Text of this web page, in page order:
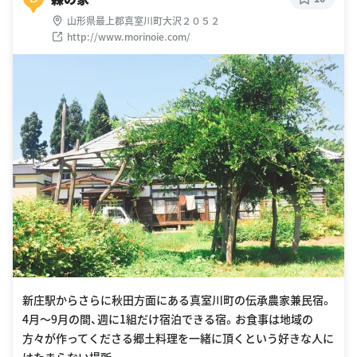
山形県最上郡真室川町大沢２０５２
http://www.morinoie.com/
新庄駅からさらに秋田方面にある真室川町の伝承農家兼民宿。
4月〜9月の間、週に1組だけ宿泊できる宿。お食事は地域の
方々が作ってくださる郷土料理を一緒に頂くという好きな人に